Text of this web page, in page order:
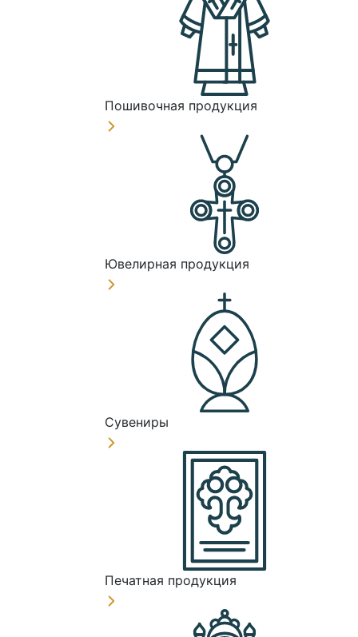
Пошивочная продукция
Ювелирная продукция
Сувениры
Печатная продукция